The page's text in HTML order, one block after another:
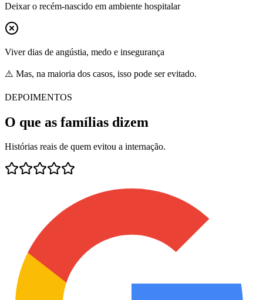
Deixar o recém-nascido em ambiente hospitalar
Viver dias de angústia, medo e insegurança
⚠️ Mas, na maioria dos casos, isso pode ser evitado.
DEPOIMENTOS
O que as famílias dizem
Histórias reais de quem evitou a internação.